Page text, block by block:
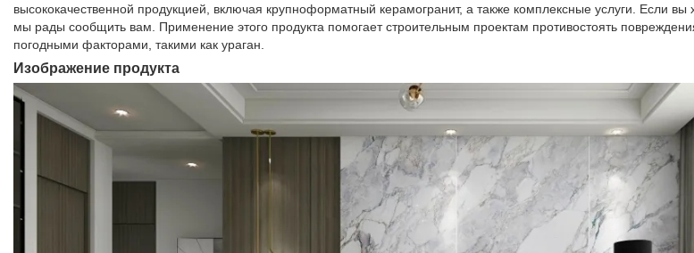
высококачественной продукцией, включая крупноформатный керамогранит, а также комплексные услуги. Если вы
мы рады сообщить вам. Применение этого продукта помогает строительным проектам противостоять
погодными факторами, такими как ураган.
Изображение продукта